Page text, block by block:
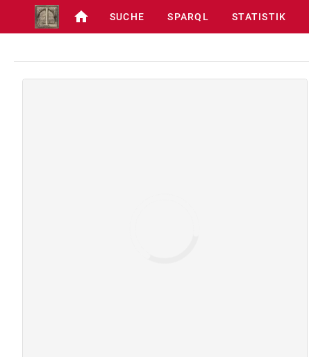
SUCHE SPARQL STATISTIK